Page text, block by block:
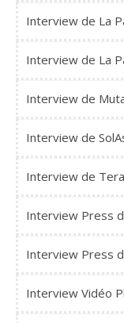
Interview de La
Interview de La
Interview de
Interview de
Interview de
Interview Press
Interview Press
Interview Vidéo